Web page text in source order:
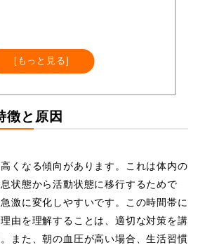
もっと見る
徴と原因
くなる傾向があります。これは体内の
状態から活動状態に移行するためで
激に変化しやすいです。この時間帯に
由を理解することは、適切な対策を講
また、朝の血圧が高い場合、生活習慣